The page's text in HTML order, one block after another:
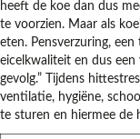
heeft de koe dan dus
te voorzien. Maar als
eten. Pensverzuring,
eicelkwaliteit en dus
gevolg.” Tijdens
ventilatie, hygiëne,
te sturen en hiermee de